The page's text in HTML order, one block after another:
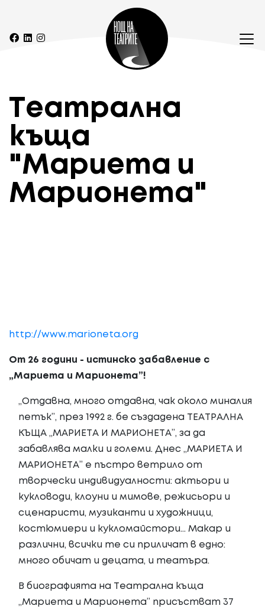
Театрална
къща
"Мариета и
Марионета"
http://www.marioneta.org
От 26 години - истинско забавление с
„Мариета и Марионета”!
„Отдавна, много отдавна, чак около миналия
петък”, през 1992 г. бе създадена ТЕАТРАЛНА
КЪЩА „МАРИЕТА И МАРИОНЕТА”, за да
забавлява малки и големи. Днес „МАРИЕТА И
МАРИОНЕТА” е пъстро ветрило от
творчески индивидуалности: актьори и
кукловоди, клоуни и мимове, режисьори и
сценаристи, музиканти и художници,
костюмиери и кукломайстори... Макар и
различни, всички те си приличат в едно:
много обичат и децата, и театъра.
В биографията на Театрална къща
„Мариета и Марионета” присъстват 37